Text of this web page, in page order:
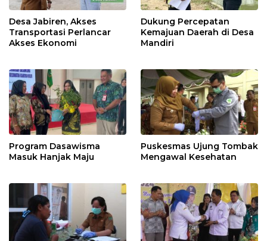
Desa Jabiren, Akses
Transportasi Perlancar
Akses Ekonomi
Dukung Percepatan
Kemajuan Daerah di Desa
Mandiri
Program Dasawisma
Masuk Hanjak Maju
Puskesmas Ujung Tombak
Mengawal Kesehatan